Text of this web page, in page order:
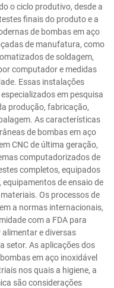
o ciclo produtivo, desde a
finais do produto e a
de bombas em aço
de manufatura, como
de soldagem,
computador e medidas
Essas instalações
em pesquisa
produção, fabricação,
As características
de bombas em aço
CNC de última geração,
computadorizados de
completos, equipados
de ensaio de
Os processos de
a normas internacionais,
com a FDA para
e diversas
setor. As aplicações dos
em aço inoxidável
nos quais a higiene, a
são considerações